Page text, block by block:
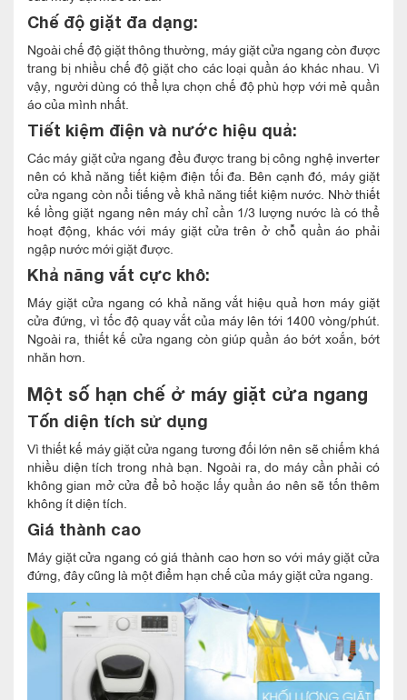
Chế độ giặt đa dạng:
Ngoài chế độ giặt thông thường, máy giặt cửa ngang còn được
trang bị nhiều chế độ giặt cho các loại quần áo khác nhau. Vì
vậy, người dùng có thể lựa chọn chế độ phù hợp với mẻ quần
áo của mình nhất.
Tiết kiệm điện và nước hiệu quả:
Các máy giặt cửa ngang đều được trang bị công nghệ inverter
nên có khả năng tiết kiệm điện tối đa. Bên cạnh đó, máy giặt
cửa ngang còn nổi tiếng về khả năng tiết kiệm nước. Nhờ thiết
kế lồng giặt ngang nên máy chỉ cần 1/3 lượng nước là có thể
hoạt động, khác với máy giặt cửa trên ở chỗ quần áo phải
ngập nước mới giặt được.
Khả năng vắt cực khô:
Máy giặt cửa ngang có khả năng vắt hiệu quả hơn máy giặt
cửa đứng, vì tốc độ quay vắt của máy lên tới 1400 vòng/phút.
Ngoài ra, thiết kế cửa ngang còn giúp quần áo bớt xoắn, bớt
nhăn hơn.
Một số hạn chế ở máy giặt cửa ngang
Tốn diện tích sử dụng
Vì thiết kế máy giặt cửa ngang tương đối lớn nên sẽ chiếm khá
nhiều diện tích trong nhà bạn. Ngoài ra, do máy cần phải có
không gian mở cửa để bỏ hoặc lấy quần áo nên sẽ tốn thêm
không ít diện tích.
Giá thành cao
Máy giặt cửa ngang có giá thành cao hơn so với máy giặt cửa
đứng, đây cũng là một điểm hạn chế của máy giặt cửa ngang.